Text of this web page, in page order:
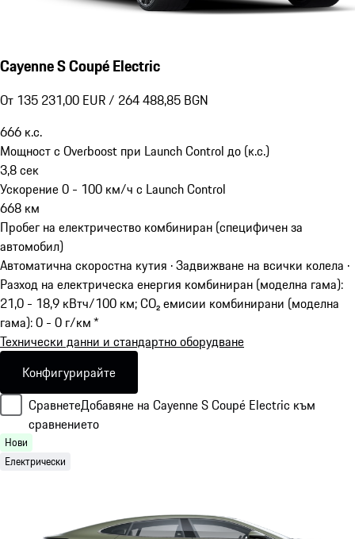
Cayenne S Coupé Electric
От 135 231,00 EUR / 264 488,85 BGN
666 к.с.
Мощност с Overboost при Launch Control до (к.с.)
3,8сек
Ускорение 0 - 100 км/ч с Launch Control
668 км
Пробег на електричество комбиниран (специфичен за
автомобил)
Автоматична скоростна кутия · Задвижване на всички колела ·
Разход на електрическа енергия комбиниран (моделна гама):
21,0 - 18,9 кВтч/100 км; CO₂ емисии комбинирани (моделна
гама): 0 - 0 г/км *
Технически данни и стандартно оборудване
Конфигурирайте
СравнетеДобавяне на Cayenne S Coupé Electric към
сравнението
Нови
Електрически